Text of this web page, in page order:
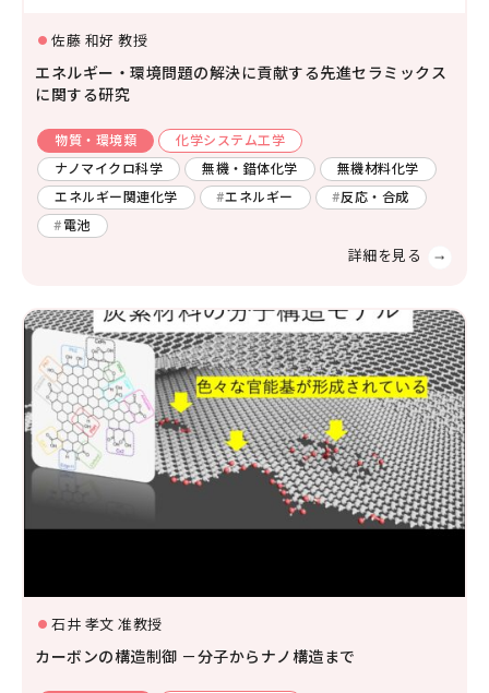
佐藤 和好 教授
エネルギー・環境問題の解決に貢献する先進セラミックス
に関する研究
物質・環境類
化学システム工学
ナノマイクロ科学
無機・錯体化学
無機材料化学
エネルギー関連化学
エネルギー
反応・合成
電池
石井 孝文 准教授
カーボンの構造制御 －分子からナノ構造まで